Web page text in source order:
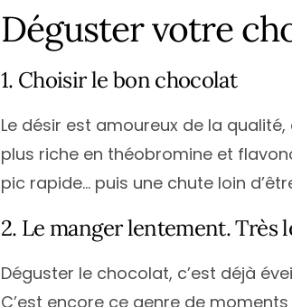
Déguster votre
1. Choisir le bon chocolat
Le désir est amoureux de la qualité,
plus riche en théobromine et
pic rapide… puis une chute loin
2. Le manger lentement. Très
Déguster le chocolat, c’est déjà
C’est encore ce genre de